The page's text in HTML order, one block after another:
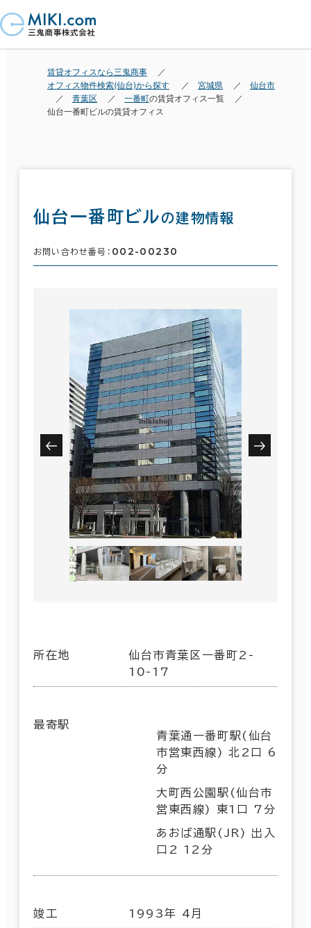
賃貸オフィスなら三鬼商事
オフィス物件検索(仙台)から探す
宮城県
仙台市
青葉区
一番町の賃貸オフィス一覧
仙台一番町ビルの賃貸オフィス
仙台一番町ビルの建物情報
お問い合わせ番号： 002-00230
所在地
仙台市青葉区一番町2-
10-17
最寄駅
青葉通一番町駅(仙台
市営東西線) 北2口 6
分
大町西公園駅(仙台市
営東西線) 東1口 7分
あおば通駅(JR) 出入
口2 12分
竣工 1993年 4月